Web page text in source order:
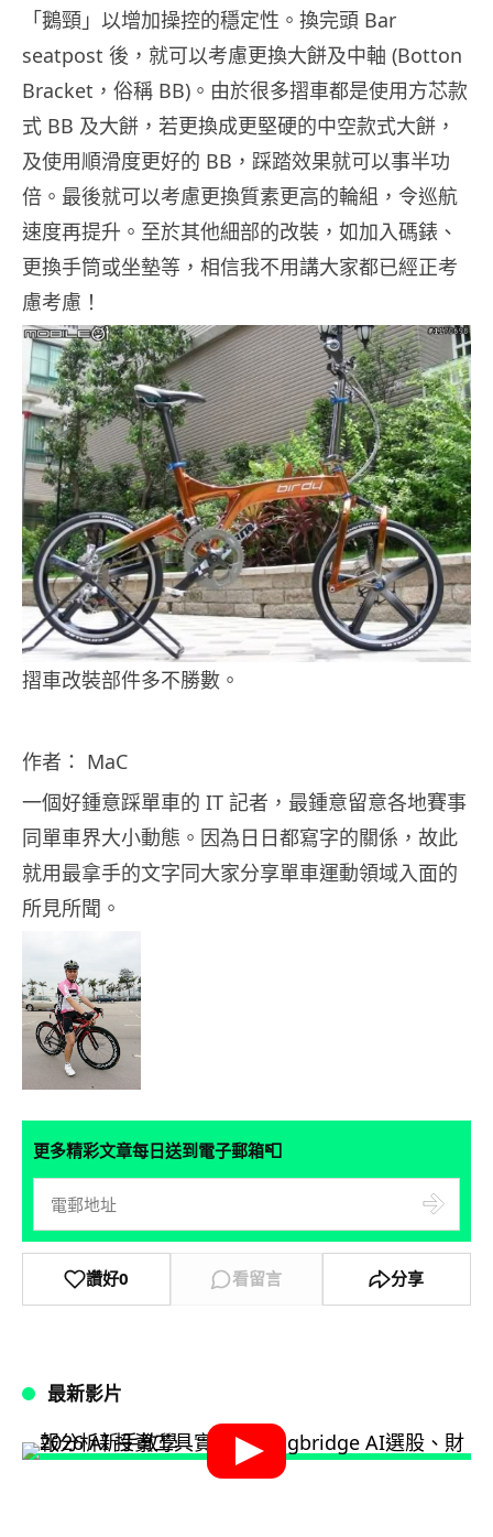
「鵝頸」以增加操控的穩定性。換完頭 Bar
seatpost 後，就可以考慮更換大餅及中軸 (Botton
Bracket，俗稱 BB)。由於很多摺車都是使用方芯款
式 BB 及大餅，若更換成更堅硬的中空款式大餅，
及使用順滑度更好的 BB，踩踏效果就可以事半功
倍。最後就可以考慮更換質素更高的輪組，令巡航
速度再提升。至於其他細部的改裝，如加入碼錶、
更換手筒或坐墊等，相信我不用講大家都已經正考
慮考慮！
摺車改裝部件多不勝數。
作者： MaC
一個好鍾意踩單車的 IT 記者，最鍾意留意各地賽事
同單車界大小動態。因為日日都寫字的關係，故此
就用最拿手的文字同大家分享單車運動領域入面的
所見所聞。
更多精彩文章每日送到電子郵箱📮
讚好0 看留言 分享
最新影片